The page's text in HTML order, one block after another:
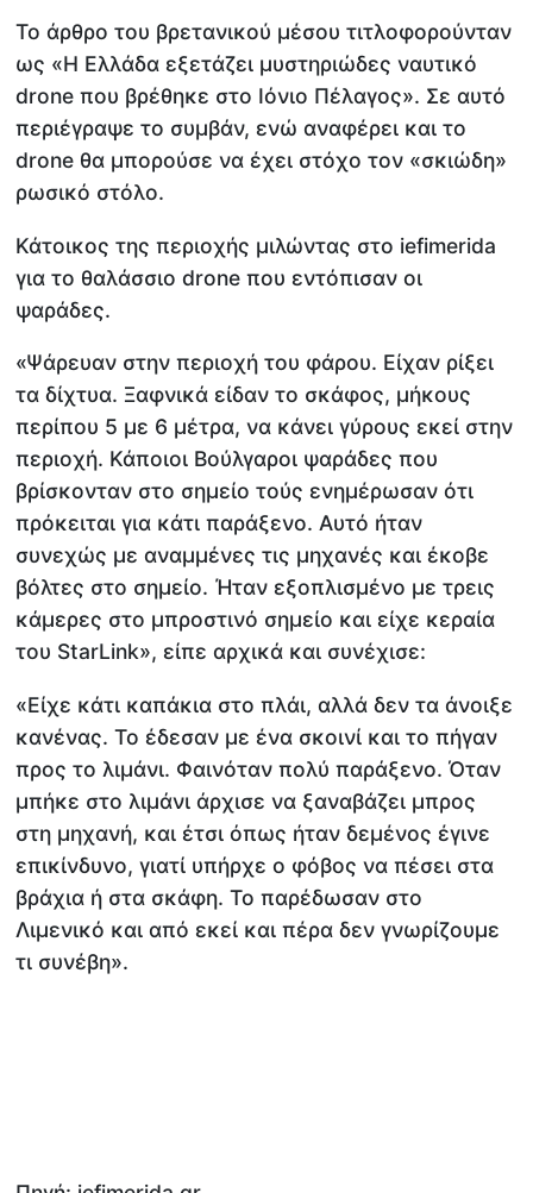
Το άρθρο του βρετανικού μέσου τιτλοφορούνταν
ως «Η Ελλάδα εξετάζει μυστηριώδες ναυτικό
drone που βρέθηκε στο Ιόνιο Πέλαγος». Σε αυτό
περιέγραψε το συμβάν, ενώ αναφέρει και το
drone θα μπορούσε να έχει στόχο τον «σκιώδη»
ρωσικό στόλο.
Κάτοικος της περιοχής μιλώντας στο iefimerida
για το θαλάσσιο drone που εντόπισαν οι
ψαράδες.
«Ψάρευαν στην περιοχή του φάρου. Είχαν ρίξει
τα δίχτυα. Ξαφνικά είδαν το σκάφος, μήκους
περίπου 5 με 6 μέτρα, να κάνει γύρους εκεί στην
περιοχή. Κάποιοι Βούλγαροι ψαράδες που
βρίσκονταν στο σημείο τούς ενημέρωσαν ότι
πρόκειται για κάτι παράξενο. Αυτό ήταν
συνεχώς με αναμμένες τις μηχανές και έκοβε
βόλτες στο σημείο. Ήταν εξοπλισμένο με τρεις
κάμερες στο μπροστινό σημείο και είχε κεραία
του StarLink», είπε αρχικά και συνέχισε:
«Είχε κάτι καπάκια στο πλάι, αλλά δεν τα άνοιξε
κανένας. Το έδεσαν με ένα σκοινί και το πήγαν
προς το λιμάνι. Φαινόταν πολύ παράξενο. Όταν
μπήκε στο λιμάνι άρχισε να ξαναβάζει μπρος
στη μηχανή, και έτσι όπως ήταν δεμένος έγινε
επικίνδυνο, γιατί υπήρχε ο φόβος να πέσει στα
βράχια ή στα σκάφη. Το παρέδωσαν στο
Λιμενικό και από εκεί και πέρα δεν γνωρίζουμε
τι συνέβη».